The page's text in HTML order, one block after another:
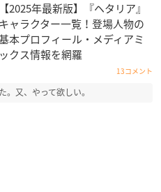
【2025年最新版】『ヘタリア』
キャラクター一覧！登場人物の
本プロフィール・メディアミ
ックス情報を網羅
13コメント
又、やって欲しい。